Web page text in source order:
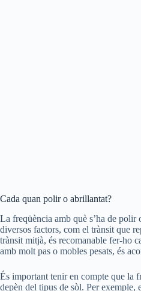
Cada quan polir o abrillantat?
La freqüència amb què s’ha de polir
diversos factors, com el trànsit que
trànsit mitjà, és recomanable fer-ho
amb molt pas o mobles pesats, és
És important tenir en compte que la
depèn del tipus de sòl. Per exemple,